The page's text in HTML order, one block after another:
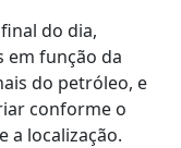
do dia,
em função da
do petróleo, e
conforme o
a localização.